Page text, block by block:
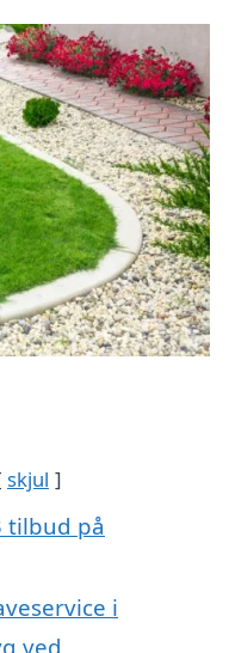
skjul
tilbud på
i
ved